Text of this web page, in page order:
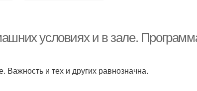
условиях и в зале.
и тех и других равнозначна.